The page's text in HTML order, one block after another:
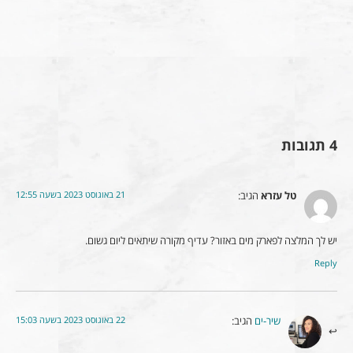
4 תגובות
טל עזרא הגיב: 21 באוגוסט 2023 בשעה 12:55
יש לך המלצה לפארק מים באזור? עדיף מקורה שיתאים ליום גשום.
Reply
שיר-ים הגיב: 22 באוגוסט 2023 בשעה 15:03